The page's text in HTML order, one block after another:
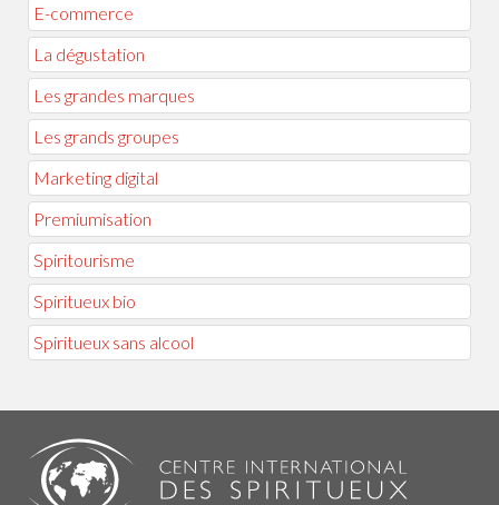
E-commerce
La dégustation
Les grandes marques
Les grands groupes
Marketing digital
Premiumisation
Spiritourisme
Spiritueux bio
Spiritueux sans alcool